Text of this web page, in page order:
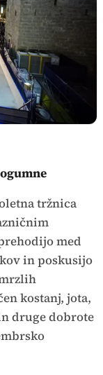
tržnica
med
in poskusijo
kostanj, jota,
druge dobrote